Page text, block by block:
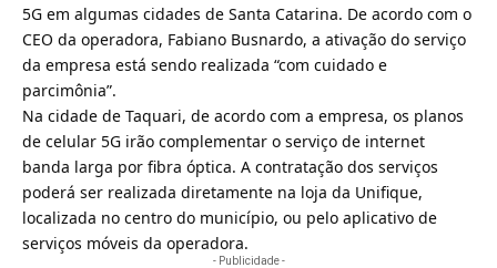
5G em algumas cidades de Santa Catarina. De acordo com o
CEO da operadora, Fabiano Busnardo, a ativação do serviço
da empresa está sendo realizada “com cuidado e
parcimônia”.
Na cidade de Taquari, de acordo com a empresa, os planos
de celular 5G irão complementar o serviço de internet
banda larga por fibra óptica. A contratação dos serviços
poderá ser realizada diretamente na loja da Unifique,
localizada no centro do município, ou pelo aplicativo de
serviços móveis da operadora.
- Publicidade -